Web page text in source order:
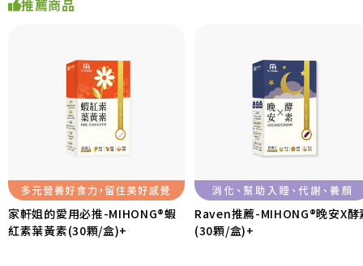
推薦商品
家軒姐的愛用必推-MIHONG®蝦
紅素葉黃素(30顆/盒)+
Raven推薦-MIHONG®晚安X酵
(30顆/盒)+